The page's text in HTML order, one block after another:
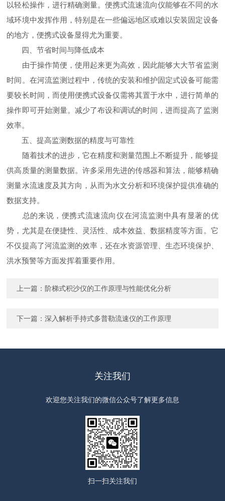
以轻松操作，进行精确测量。便携式流速流向仪能够在不同的水
域环境中发挥作用，特别是在一些偏远地区或难以安装固定设备
的地方，便携式设备显得尤为重要。
四、节省时间与降低成本
由于操作简便，使用起来更为高效，因此能够大大节省监测
时间。在河流监测过程中，传统的安装和维护固定式设备可能需
要较长时间，而使用便携式设备仅需将其置于水中，进行简单的
操作即可开始测量。减少了布设和调试的时间，进而提高了监测
效率。
五、提高监测数据的精度与可靠性
随着技术的进步，它在精度和测量范围上不断提升，能够提
供高质量的测量数据。许多采用先进的传感器和算法，能够精确
测量水流速度及其方向，从而为水文分析和环境保护提供准确的
数据支持。
总的来说，便携式流速流向仪在河流监测中具有显著的优
势，尤其是在便捷性、灵活性、成本效益、数据精度等方面。它
不仅提高了河流监测的效率，还在水资源管理、生态环境保护、
洪水预警等方面发挥着重要作用。
上一篇： 阶梯式积沙仪的工作原理与性能优化分析
下一篇：深入解析手持式多普勒流速仪的工作原理
关注我们
欢迎您关注我们的微信公众号了解更多信息
扫一扫关注我们